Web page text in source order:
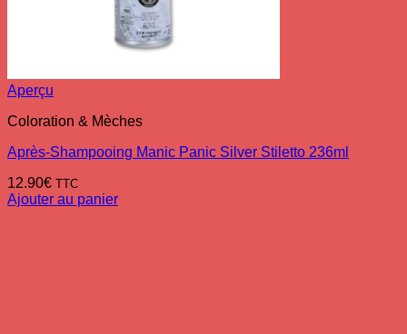
Aperçu
Coloration & Mèches
Après-Shampooing Manic Panic Silver Stiletto 236ml
12.90€ TTC
Ajouter au panier